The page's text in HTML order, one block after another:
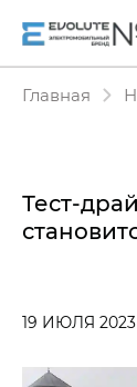
Главная
Тест-
19 ИЮЛЯ 2023